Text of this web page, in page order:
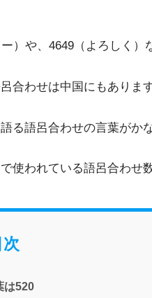
）や、4649（よろしく
合わせは中国にもあります
る語呂合わせの言葉がか
使われている語呂合わせ
次
は520